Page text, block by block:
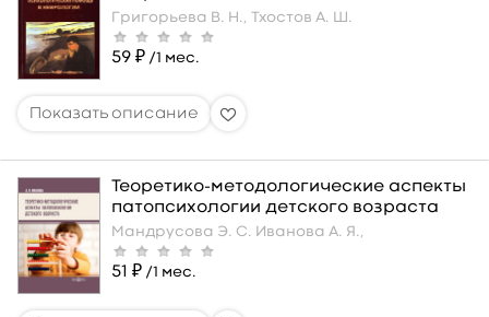
Григорьева В. Н., Тхостов А. Ш.
59 ₽ /1 мес.
Теоретико-методологические аспекты
патопсихологии детского возраста
Мандрусова Э. С. Иванова А. Я.,
51 ₽ /1 мес.